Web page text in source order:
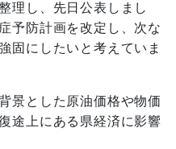
理し、先日公表しまし
予防計画を改定し、次な
固にしたいと考えていま
景とした原油価格や物価
途上にある県経済に影響